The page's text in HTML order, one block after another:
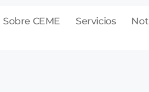
Sobre CEME Servicios